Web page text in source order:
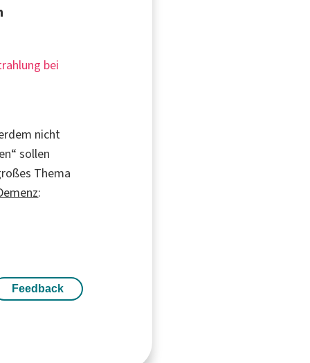
bei
nicht
sollen
Thema
:
Feedback